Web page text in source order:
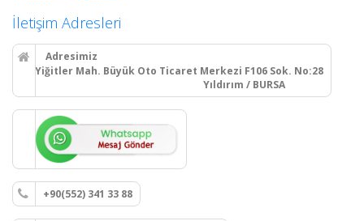
İletişim Adresleri
Adresimiz
Yiğitler Mah. Büyük Oto Ticaret Merkezi F106 Sok. No:28
Yıldırım / BURSA
+90(552) 341 33 88